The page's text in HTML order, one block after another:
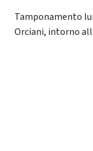
Tamponamento
Orciani, intorno